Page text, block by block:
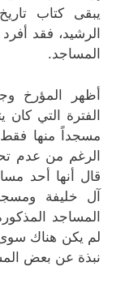
يبقى كتاب
الرشيد، فقد
المساجد.
أظهر المؤرخ
مسجداً منها
الرغم من عدم
قال أنها أحد
آل خليفة
المساجد
لم يكن هناك
نبذة عن بعض